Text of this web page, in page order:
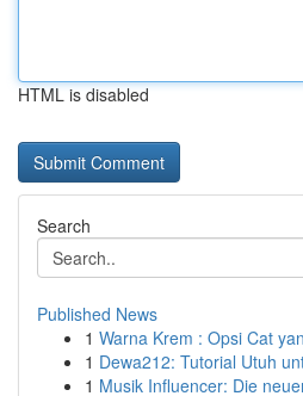
HTML is disabled
Search
Published News
1 Warna Krem : Opsi Cat
1 Dewa212: Tutorial Utuh
1 Musik Influencer: Die